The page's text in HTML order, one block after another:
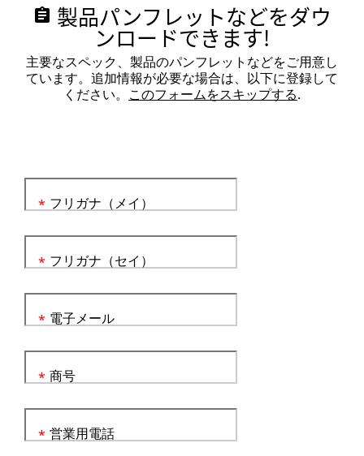
assignment 製品パンフレットなどをダウ
ンロードできます!
主要なスペック、製品のパンフレットなどをご用意し
ています。追加情報が必要な場合は、以下に登録して
ください。 このフォームをスキップする.
フリガナ（メイ）
*
フリガナ（セイ）
*
電子メール
*
商号
*
営業用電話
*